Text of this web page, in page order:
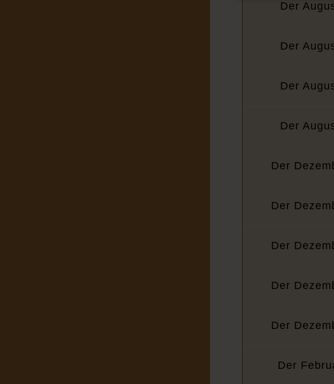
Der
Der
Der
Der
Der
Der
Der
Der
Der
Der